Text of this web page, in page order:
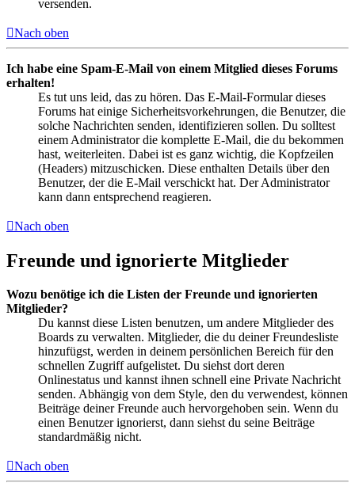
versenden.
Nach oben
Ich habe eine Spam-E-Mail von einem Mitglied dieses Forums
erhalten!
Es tut uns leid, das zu hören. Das E-Mail-Formular dieses
Forums hat einige Sicherheitsvorkehrungen, die Benutzer, die
solche Nachrichten senden, identifizieren sollen. Du solltest
einem Administrator die komplette E-Mail, die du bekommen
hast, weiterleiten. Dabei ist es ganz wichtig, die Kopfzeilen
(Headers) mitzuschicken. Diese enthalten Details über den
Benutzer, der die E-Mail verschickt hat. Der Administrator
kann dann entsprechend reagieren.
Nach oben
Freunde und ignorierte Mitglieder
Wozu benötige ich die Listen der Freunde und ignorierten
Mitglieder?
Du kannst diese Listen benutzen, um andere Mitglieder des
Boards zu verwalten. Mitglieder, die du deiner Freundesliste
hinzufügst, werden in deinem persönlichen Bereich für den
schnellen Zugriff aufgelistet. Du siehst dort deren
Onlinestatus und kannst ihnen schnell eine Private Nachricht
senden. Abhängig von dem Style, den du verwendest, können
Beiträge deiner Freunde auch hervorgehoben sein. Wenn du
einen Benutzer ignorierst, dann siehst du seine Beiträge
standardmäßig nicht.
Nach oben